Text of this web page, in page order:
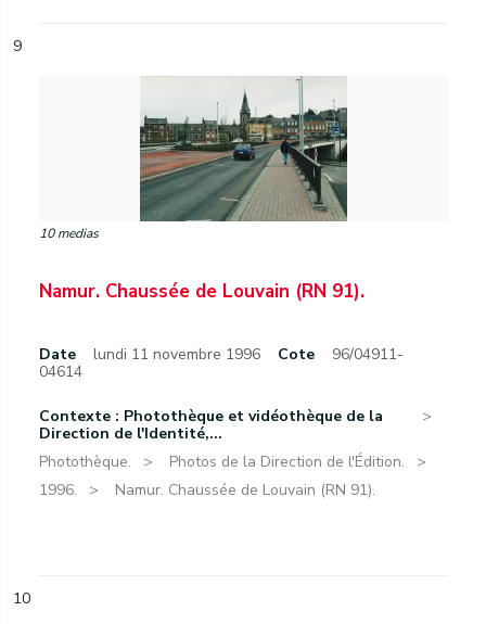
9
10 medias
Namur. Chaussée de Louvain (RN 91).
Date lundi 11 novembre 1996 Cote
96/04911-
04614
Contexte : Photothèque et vidéothèque de la
Direction de l'Identité,...
Photothèque.
Photos de la Direction de l'Édition.
1996.
Namur. Chaussée de Louvain (RN 91).
10